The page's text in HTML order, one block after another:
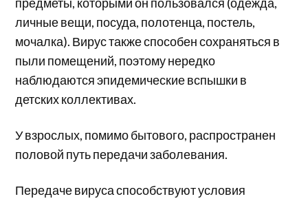
личные вещи, посуда, полотенца, постель,
мочалка). Вирус также способен сохраняться в
пыли помещений, поэтому нередко
наблюдаются эпидемические вспышки в
детских коллективах.
У взрослых, помимо бытового, распространен
половой путь передачи заболевания.
Передаче вируса способствуют условия